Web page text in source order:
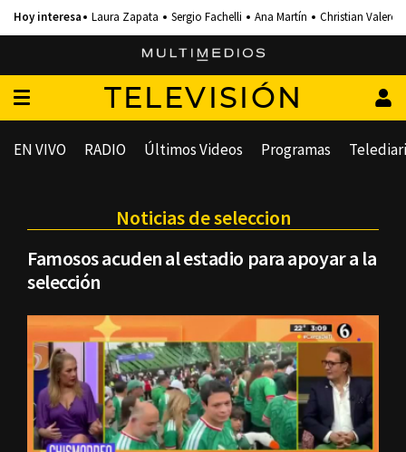
Laura Zapata Sergio Fachelli Ana Martín Christian Valero
TELEVISIÓN
EN VIVO RADIO Últimos Videos Programas
Noticias de seleccion
Famosos acuden al estadio para apoyar a la
selección